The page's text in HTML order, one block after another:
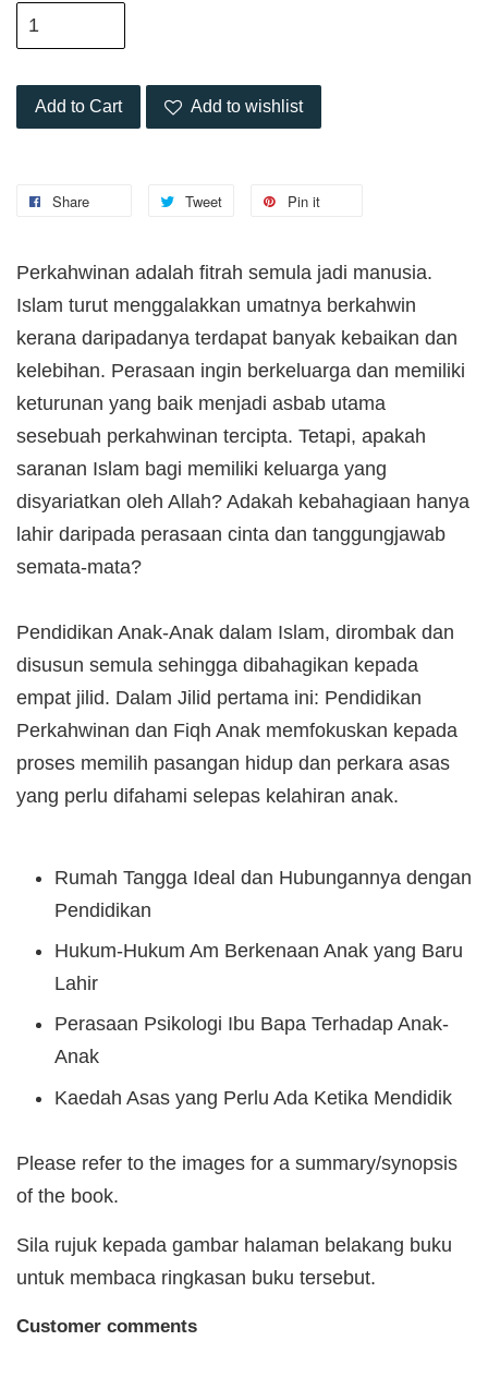
Add to Cart Add to wishlist
Share Tweet Pin it
Perkahwinan adalah fitrah semula jadi manusia.
Islam turut menggalakkan umatnya berkahwin
kerana daripadanya terdapat banyak kebaikan dan
kelebihan. Perasaan ingin berkeluarga dan memiliki
keturunan yang baik menjadi asbab utama
sesebuah perkahwinan tercipta. Tetapi, apakah
saranan Islam bagi memiliki keluarga yang
disyariatkan oleh Allah? Adakah kebahagiaan hanya
lahir daripada perasaan cinta dan tanggungjawab
semata-mata?
Pendidikan Anak-Anak dalam Islam, dirombak dan
disusun semula sehingga dibahagikan kepada
empat jilid. Dalam Jilid pertama ini: Pendidikan
Perkahwinan dan Fiqh Anak memfokuskan kepada
proses memilih pasangan hidup dan perkara asas
yang perlu difahami selepas kelahiran anak.
Rumah Tangga Ideal dan Hubungannya dengan
Pendidikan
Hukum-Hukum Am Berkenaan Anak yang Baru
Lahir
Perasaan Psikologi Ibu Bapa Terhadap Anak-
Anak
Kaedah Asas yang Perlu Ada Ketika Mendidik
Please refer to the images for a summary/synopsis
of the book.
Sila rujuk kepada gambar halaman belakang buku
untuk membaca ringkasan buku tersebut.
Customer comments